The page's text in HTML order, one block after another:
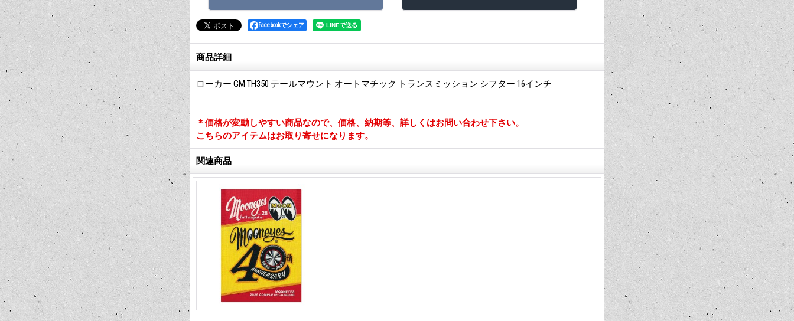
Facebookでシェア
商品詳細
ローカー GM TH350 テールマウント オートマチック トランスミッション シフター 16インチ
＊価格が変動しやすい商品なので、価格、納期等、詳しくはお問い合わせ下さい。
こちらのアイテムはお取り寄せになります。
関連商品